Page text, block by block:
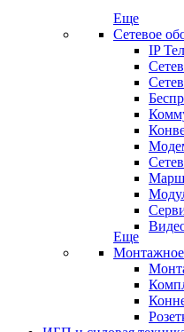
Еще
Сетевое
IP
Еще
Монтажное